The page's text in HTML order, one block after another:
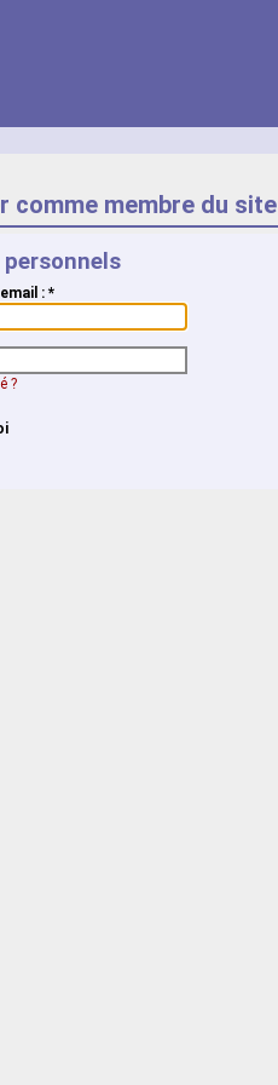
comme membre du site
: *
?